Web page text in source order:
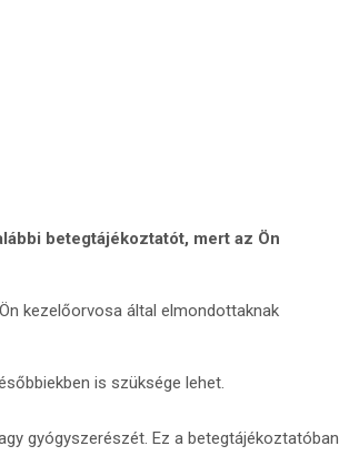
betegtájékoztatót, mert az Ön
kezelőorvosa által elmondottaknak
is szüksége lehet.
gyógyszerészét. Ez a betegtájékoztatóban